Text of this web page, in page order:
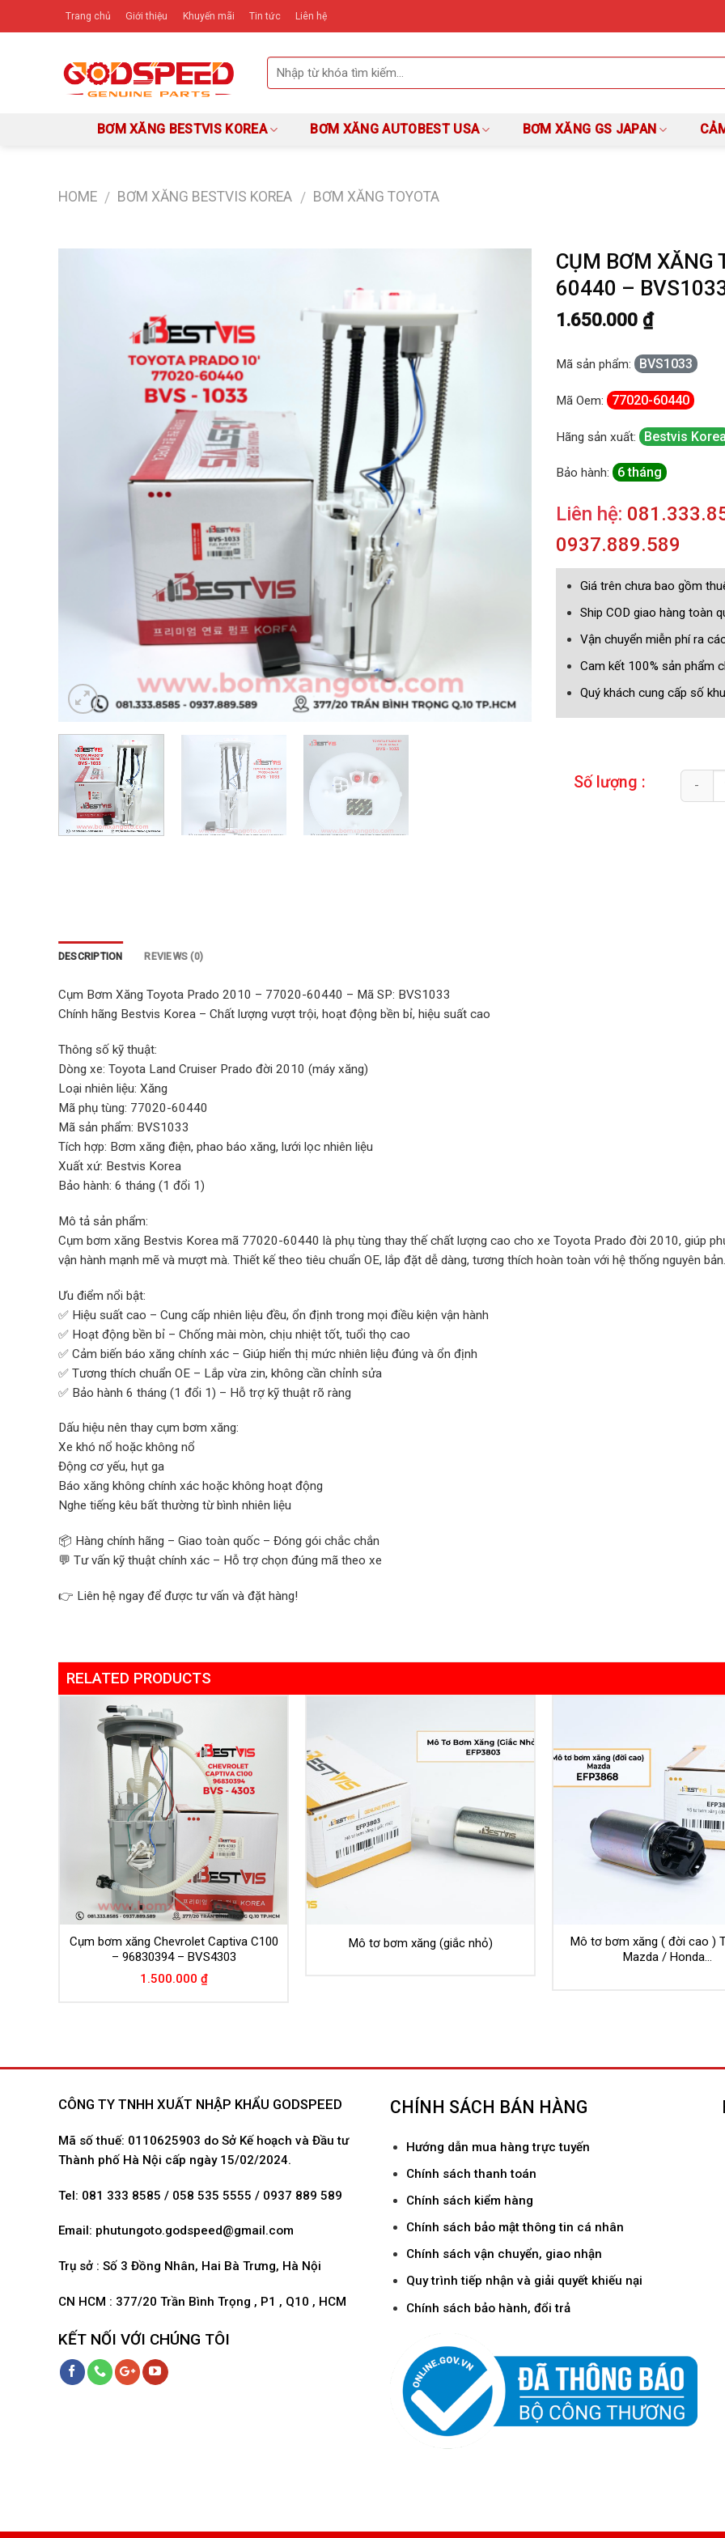
Trang chủ Giới thiệu Khuyến mãi Tin tức Liên hệ
BƠM XĂNG BESTVIS KOREA BƠM XĂNG AUTOBEST USA BƠM XĂNG GS JAPAN
HOME / BƠM XĂNG BESTVIS KOREA / BƠM XĂNG TOYOTA
CỤM BƠM XĂNG
60440 –
1.650.000 ₫
Mã sản phẩm: BVS1033
Mã Oem: 77020-60440
Hãng sản xuất: Bestvis Korea
Bảo hành: 6 tháng
Liên hệ:
0937.889.589
Giá trên chưa bao gồm
Ship COD giao hàng toàn
Vận chuyển miễn phí ra
Cam kết 100% sản phẩm
Quý khách cung cấp số
Số lượng : Quantity
DESCRIPTION REVIEWS (0)
Cụm Bơm Xăng Toyota Prado 2010 – 77020-60440 – Mã SP: BVS1033
Chính hãng Bestvis Korea – Chất lượng vượt trội, hoạt động bền bỉ, hiệu suất cao
Thông số kỹ thuật:
Dòng xe: Toyota Land Cruiser Prado đời 2010 (máy xăng)
Loại nhiên liệu: Xăng
Mã phụ tùng: 77020-60440
Mã sản phẩm: BVS1033
Tích hợp: Bơm xăng điện, phao báo xăng, lưới lọc nhiên liệu
Xuất xứ: Bestvis Korea
Bảo hành: 6 tháng (1 đổi 1)
Mô tả sản phẩm:
Cụm bơm xăng Bestvis Korea mã 77020-60440 là phụ tùng thay thế chất lượng cao cho xe Toyota Prado đời 2010, giúp
vận hành mạnh mẽ và mượt mà. Thiết kế theo tiêu chuẩn OE, lắp đặt dễ dàng, tương thích hoàn toàn với hệ thống nguyên bản.
Ưu điểm nổi bật:
✅ Hiệu suất cao – Cung cấp nhiên liệu đều, ổn định trong mọi điều kiện vận hành
✅ Hoạt động bền bỉ – Chống mài mòn, chịu nhiệt tốt, tuổi thọ cao
✅ Cảm biến báo xăng chính xác – Giúp hiển thị mức nhiên liệu đúng và ổn định
✅ Tương thích chuẩn OE – Lắp vừa zin, không cần chỉnh sửa
✅ Bảo hành 6 tháng (1 đổi 1) – Hỗ trợ kỹ thuật rõ ràng
Dấu hiệu nên thay cụm bơm xăng:
Xe khó nổ hoặc không nổ
Động cơ yếu, hụt ga
Báo xăng không chính xác hoặc không hoạt động
Nghe tiếng kêu bất thường từ bình nhiên liệu
📦 Hàng chính hãng – Giao toàn quốc – Đóng gói chắc chắn
💬 Tư vấn kỹ thuật chính xác – Hỗ trợ chọn đúng mã theo xe
👉 Liên hệ ngay để được tư vấn và đặt hàng!
RELATED PRODUCTS
Cụm bơm xăng Chevrolet Captiva C100
– 96830394 – BVS4303
1.500.000 ₫
Mô tơ bơm xăng (giắc nhỏ)
Mô tơ bơm xăng ( đời cao )
Mazda / Honda…
CÔNG TY TNHH XUẤT NHẬP KHẨU GODSPEED
Mã số thuế: 0110625903 do Sở Kế hoạch và Đầu tư
Thành phố Hà Nội cấp ngày 15/02/2024.
Tel: 081 333 8585 / 058 535 5555 / 0937 889 589
Email: phutungoto.godspeed@gmail.com
Trụ sở : Số 3 Đồng Nhân, Hai Bà Trưng, Hà Nội
CN HCM : 377/20 Trần Bình Trọng , P1 , Q10 , HCM
KẾT NỐI VỚI CHÚNG TÔI
CHÍNH SÁCH BÁN HÀNG
Hướng dẫn mua hàng trực tuyến
Chính sách thanh toán
Chính sách kiểm hàng
Chính sách bảo mật thông tin cá nhân
Chính sách vận chuyển, giao nhận
Quy trình tiếp nhận và giải quyết khiếu nại
Chính sách bảo hành, đổi trả